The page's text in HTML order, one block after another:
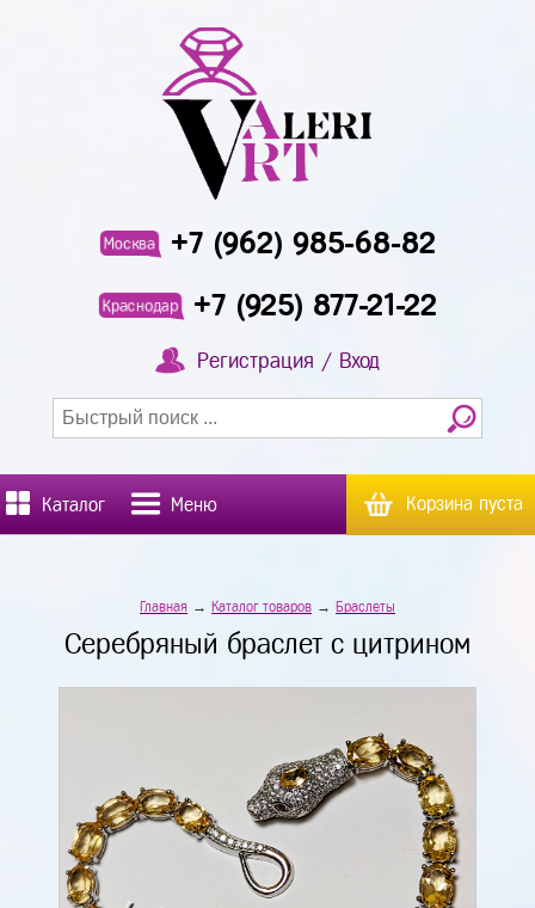
Москва +7 (962) 985-68-82
Краснодар +7 (925) 877-21-22
Регистрация / Вход
Каталог Меню Корзина пуста
Главная → Каталог товаров → Браслеты
Серебряный браслет с цитрином